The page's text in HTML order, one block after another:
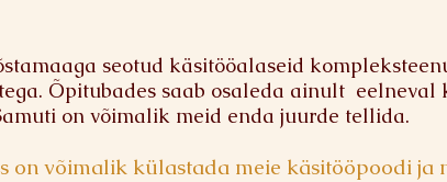
seotud käsitööalaseid
Õpitubades saab osaleda ainult eelneval
on võimalik meid enda juurde tellida.
on võimalik külastada meie käsitööpoodi ja